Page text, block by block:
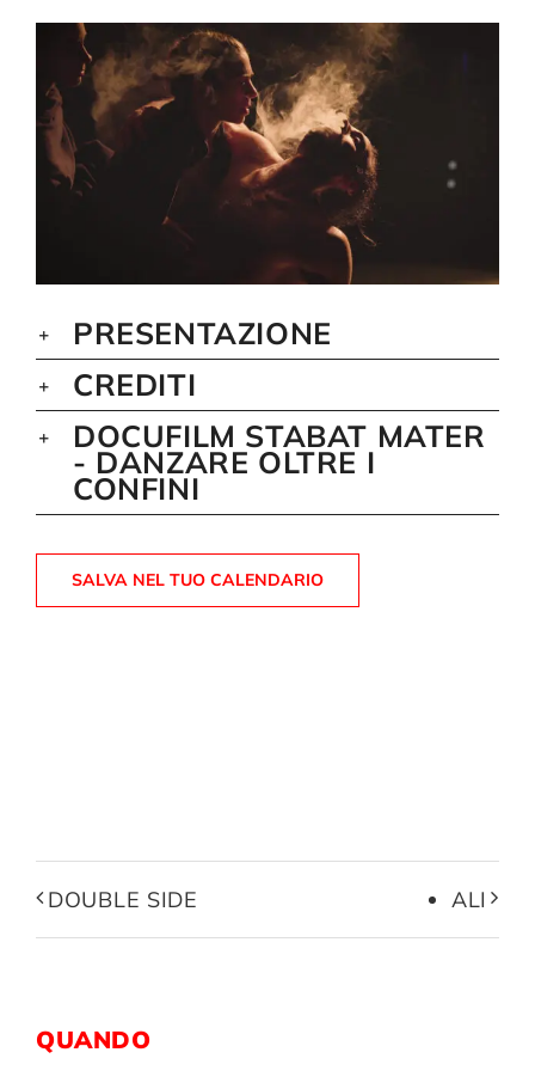
PRESENTAZIONE
CREDITI
DOCUFILM STABAT MATER
- DANZARE OLTRE I
CONFINI
SALVA NEL TUO CALENDARIO
DOUBLE SIDE ALI
QUANDO